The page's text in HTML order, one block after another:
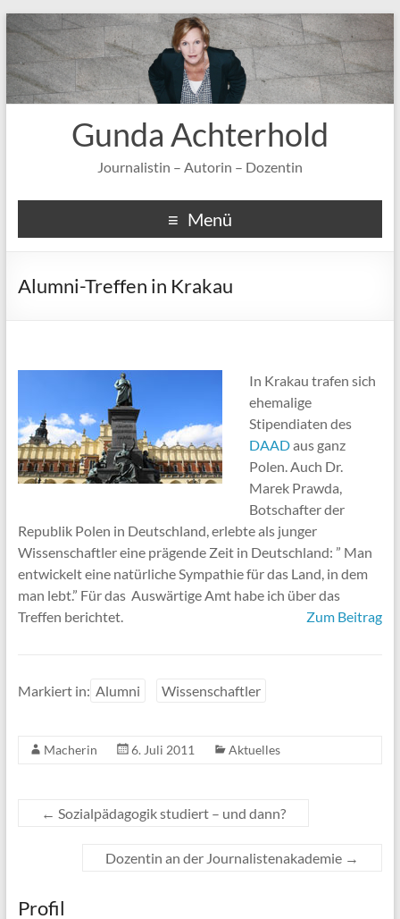
Gunda Achterhold
Journalistin – Autorin – Dozentin
Menü
Alumni-Treffen in Krakau
In Krakau trafen sich
ehemalige
Stipendiaten des
DAADaus ganz
Polen. Auch Dr.
Marek Prawda,
Botschafter der
Republik Polen in Deutschland, erlebte als junger
Wissenschaftler eine prägende Zeit in Deutschland: ” Man
entwickelt eine natürliche Sympathie für das Land, in dem
man lebt.” Für das Auswärtige Amt habe ich über das
Treffen berichtet.
Zum Beitrag
Markiert in: Alumni Wissenschaftler
Macherin 6. Juli 2011 Aktuelles
← Sozialpädagogik studiert – und dann?
Dozentin an der Journalistenakademie →
Profil